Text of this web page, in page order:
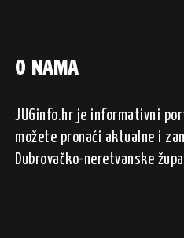
O NAMA
JUGinfo.hr je informativni
možete pronaći aktualne i
Dubrovačko-neretvanske